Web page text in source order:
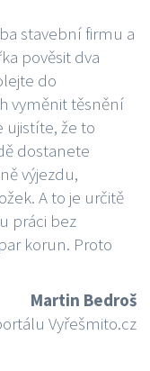
stavební firmu a
pověsit dva
do
vyměnit těsnění
ujistíte, že to
dostanete
výjezdu,
A to je určitě
práci bez
korun. Proto
Martin Bedroš
Vyřešmito.cz